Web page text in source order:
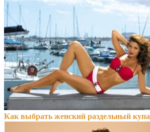
Как выбрать женский раздельный